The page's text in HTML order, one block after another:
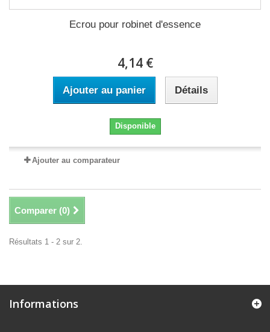
Ecrou pour robinet d'essence
4,14 €
Ajouter au panier Détails
Disponible
Ajouter au comparateur
Comparer (0)
Résultats 1 - 2 sur 2.
Informations